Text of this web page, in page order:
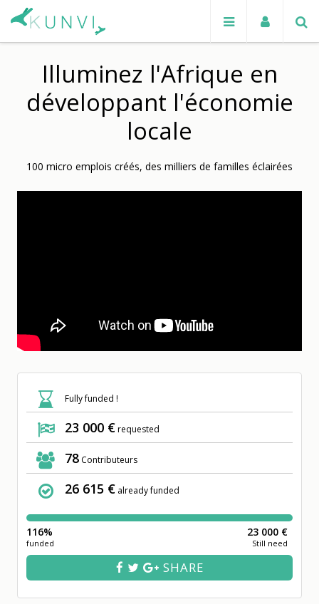
Illuminez l'Afrique en
développant l'économie
locale
100 micro emplois créés, des milliers de familles éclairées
Fully funded !
23 000 €requested
78 Contributeurs
26 615 € already funded
116%
funded
23 000 €
Still need
SHARE